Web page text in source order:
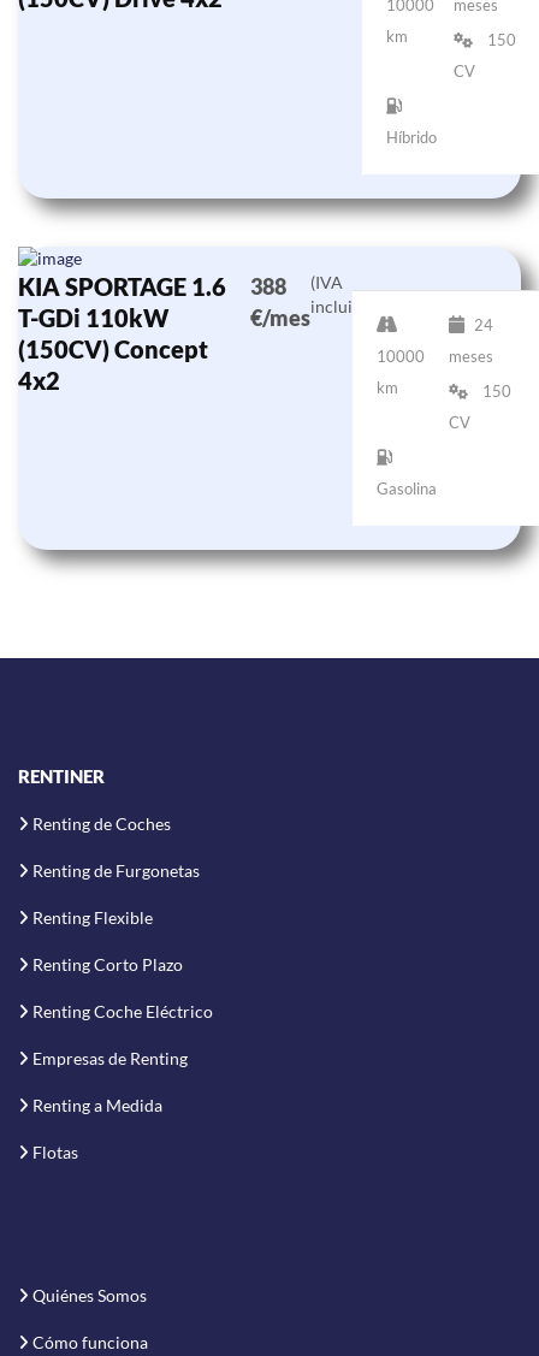
10000
km
meses
150
CV
Híbrido
KIA SPORTAGE 1.6
T-GDi 110kW
(150CV) Concept
4x2
388
€/mes
(IVA
incluido)
10000
km
24
meses
150
CV
Gasolina
RENTINER
Renting de Coches
Renting de Furgonetas
Renting Flexible
Renting Corto Plazo
Renting Coche Eléctrico
Empresas de Renting
Renting a Medida
Flotas
Quiénes Somos
Cómo funciona